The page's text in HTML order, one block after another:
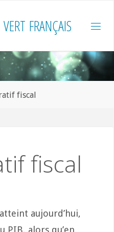
VERT FRANÇAIS
fiscal
fiscal
aujourd’hui,
PIB, alors qu’en